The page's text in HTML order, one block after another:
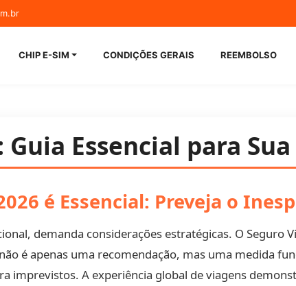
Viagem
CHIP E-SIM CONDIÇÕES GERAIS REEMBOLSO
Guia Essencial para
é Essencial: Preveja o
demanda considerações estratégicas. O Seguro
é apenas uma recomendação, mas uma medida
imprevistos. A experiência global de viagens